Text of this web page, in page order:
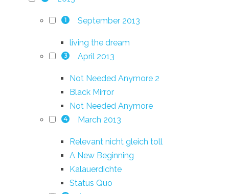
1 September 2013
living the dream
3 April 2013
Not Needed Anymore 2
Black Mirror
Not Needed Anymore
4 March 2013
Relevant nicht gleich toll
A New Beginning
Kalauerdichte
Status Quo